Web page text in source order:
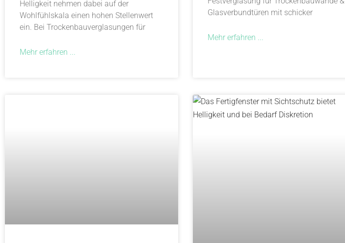
Helligkeit nehmen dabei auf der
Wohlfühlskala einen hohen Stellenwert
ein. Bei Trockenbauverglasungen für
Mehr erfahren ...
Glasverbundtüren mit schicker
Mehr erfahren ...